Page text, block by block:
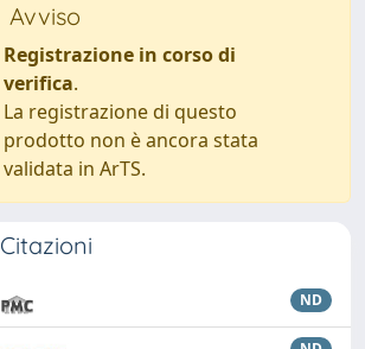
Avviso
Registrazione in corso di
verifica.
La registrazione di questo
prodotto non è ancora stata
validata in ArTS.
Citazioni
ND